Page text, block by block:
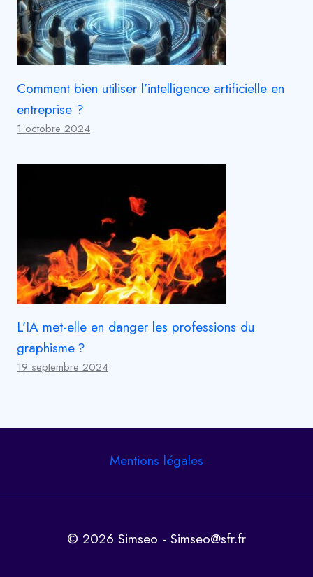
Comment bien utiliser l’intelligence artificielle en
entreprise ?
1 octobre 2024
L’IA met-elle en danger les professions du
graphisme ?
19 septembre 2024
Mentions légales
© 2026 Simseo - Simseo@sfr.fr